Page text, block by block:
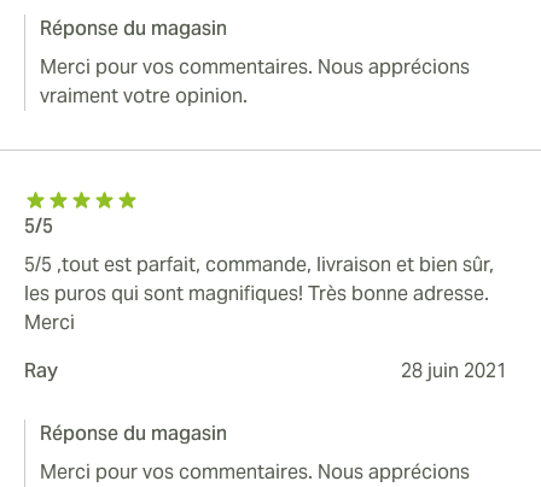
Réponse du magasin
Merci pour vos commentaires. Nous apprécions
vraiment votre opinion.
5/5
5/5 ,tout est parfait, commande, livraison et bien sûr,
les puros qui sont magnifiques! Très bonne adresse.
Merci
Ray
28 juin 2021
Réponse du magasin
Merci pour vos commentaires. Nous apprécions